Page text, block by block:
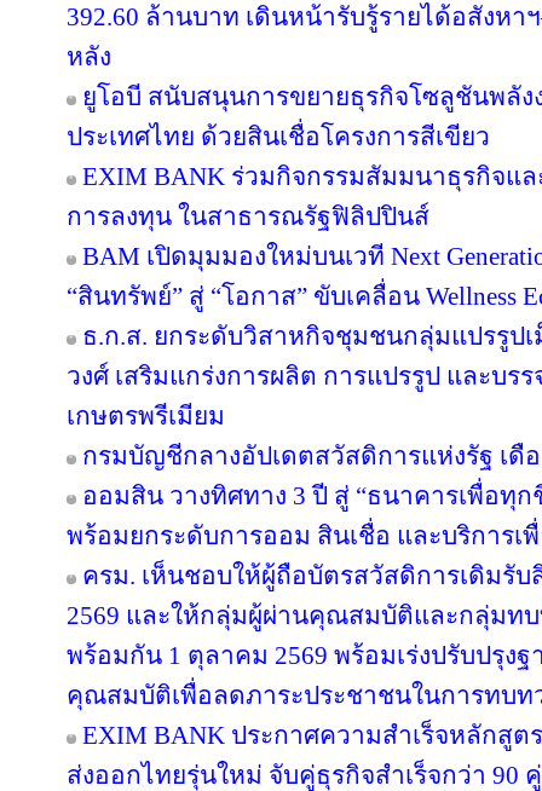
392.60 ล้านบาท เดินหน้ารับรู้รายได้อสังหา
หลัง
ยูโอบี สนับสนุนการขยายธุรกิจโซลูชันพลังง
ประเทศไทย ด้วยสินเชื่อโครงการสีเขียว
EXIM BANK ร่วมกิจกรรมสัมมนาธุรกิจแ
การลงทุน ในสาธารณรัฐฟิลิปปินส์
BAM เปิดมุมมองใหม่บนเวที Next
“สินทรัพย์” สู่ “โอกาส” ขับเคลื่อน Wellness
ธ.ก.ส. ยกระดับวิสาหกิจชุมชนกลุ่มแปรรูป
วงศ์ เสริมแกร่งการผลิต การแปรรูป และบ
เกษตรพรีเมียม
กรมบัญชีกลางอัปเดตสวัสดิการแห่งรัฐ เดื
ออมสิน วางทิศทาง 3 ปี สู่ “ธนาคารเพื่อทุ
พร้อมยกระดับการออม สินเชื่อ และบริการเ
ครม. เห็นชอบให้ผู้ถือบัตรสวัสดิการเดิมรับ
2569 และให้กลุ่มผู้ผ่านคุณสมบัติและกลุ่มท
พร้อมกัน 1 ตุลาคม 2569 พร้อมเร่งปรับปรุง
คุณสมบัติเพื่อลดภาระประชาชนในการทบท
EXIM BANK ประกาศความสำเร็จหลักสู
ส่งออกไทยรุ่นใหม่ จับคู่ธุรกิจสำเร็จกว่า 90